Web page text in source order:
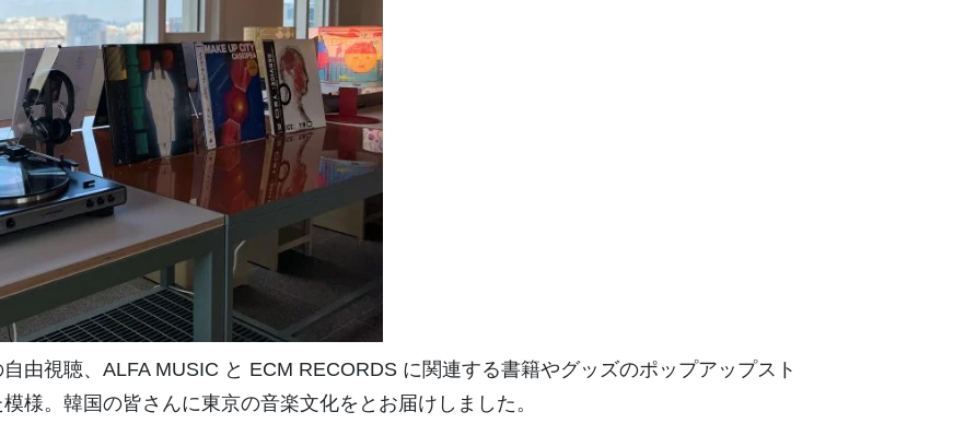
由視聴、ALFA MUSIC と ECM RECORDS に関連する書籍やグッズのポップアップスト
様。韓国の皆さんに東京の音楽文化をとお届けしました。